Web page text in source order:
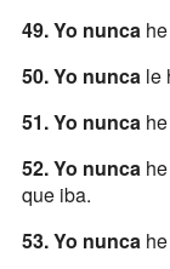
49. Yo nuncahe
50. Yo nunca le
51. Yo nuncahe
52. Yo nuncahe
que iba.
53. Yo nuncahe